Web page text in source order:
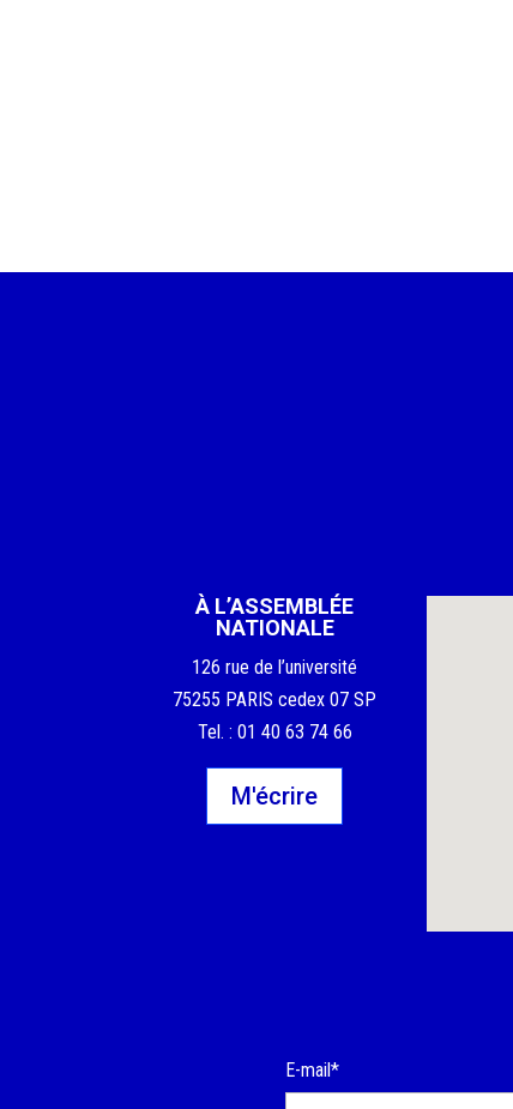
À L’ASSEMBLÉE
NATIONALE
126 rue de l’université
75255 PARIS cedex 07 SP
Tel. : 01 40 63 74 66
M'écrire
E-mail*